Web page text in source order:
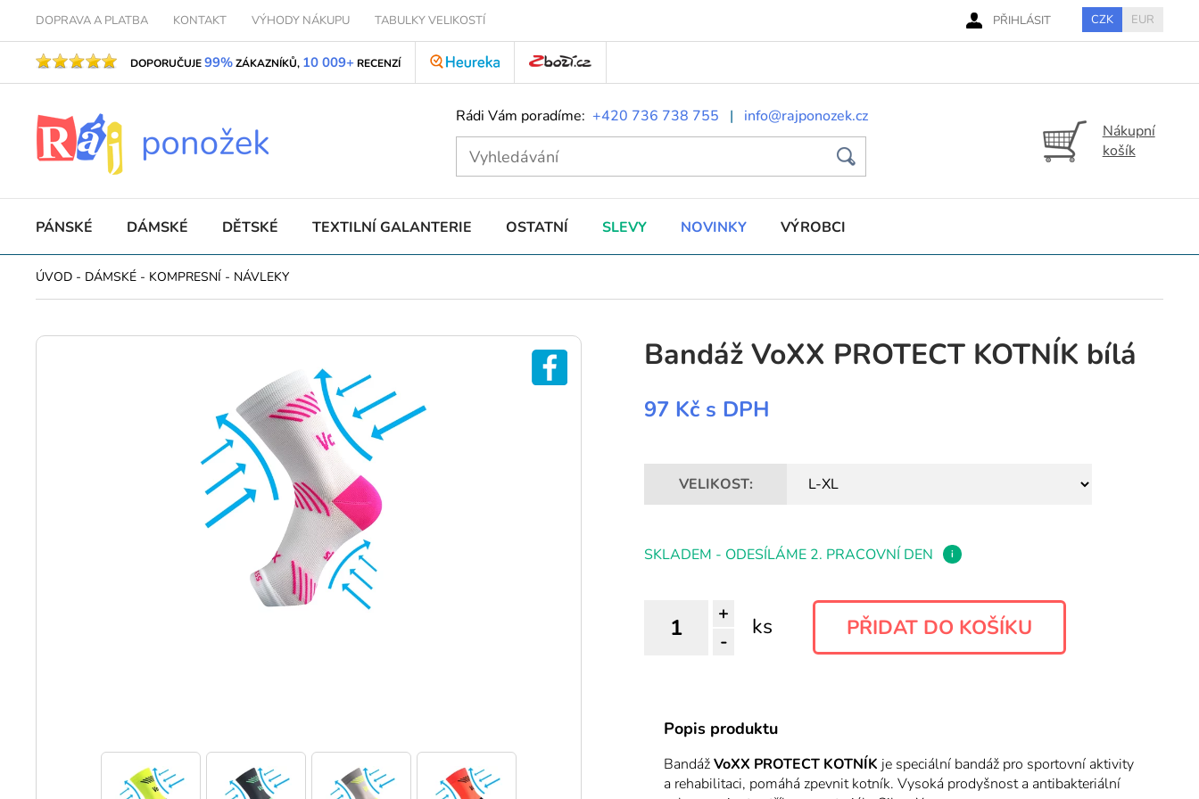
DOPRAVA A PLATBA KONTAKT VÝHODY NÁKUPU TABULKY VELIKOSTÍ PŘIHLÁSIT CZK EUR
DOPORUČUJE99%ZÁKAZNÍKŮ, 10 009+ RECENZÍ
Rádi Vám poradíme: +420 736 738 755 | info@rajponozek.cz
Nákupní
košík
PÁNSKÉ DÁMSKÉ DĚTSKÉ TEXTILNÍ GALANTERIE OSTATNÍ SLEVY NOVINKY VÝROBCI
ÚVOD - DÁMSKÉ - KOMPRESNÍ - NÁVLEKY
Bandáž VoXX PROTECT KOTNÍK bílá
97 Kč s DPH
VELIKOST:
SKLADEM - ODESÍLÁME 2. PRACOVNÍ DEN i
+
-
ks
Popis produktu
BandážVoXX PROTECT KOTNÍK je speciální bandáž pro sportovní aktivity
a rehabilitaci, pomáhá zpevnit kotník. Vysoká prodyšnost a antibakteriální